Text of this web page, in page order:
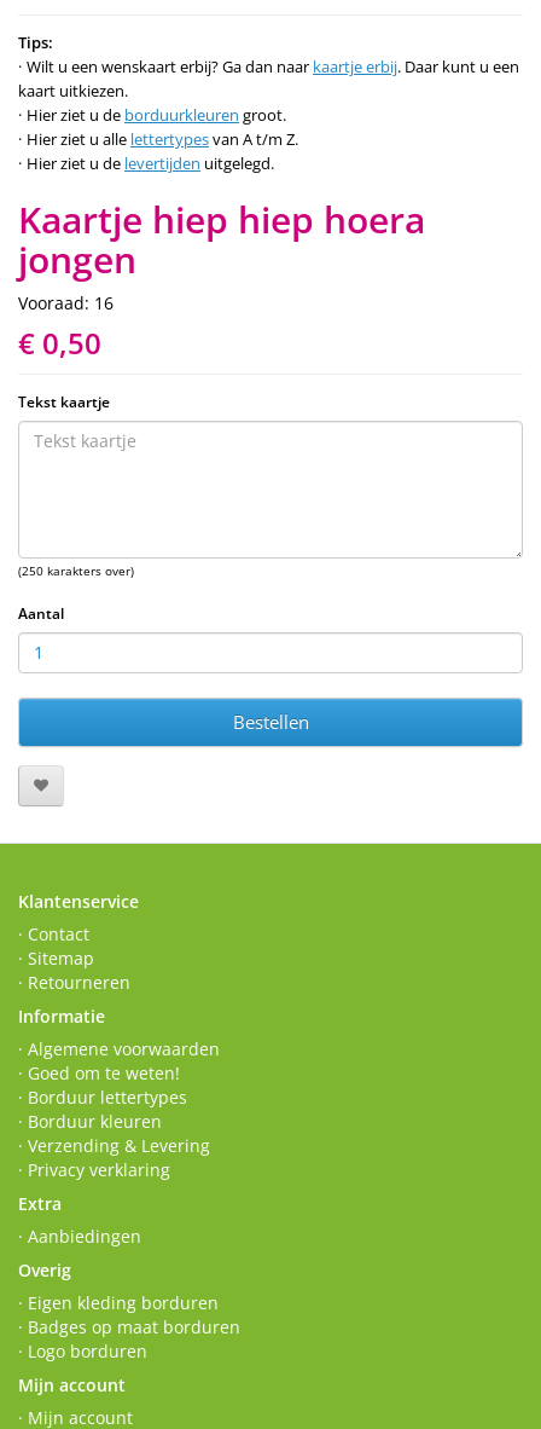
Tips:
Wilt u een wenskaart erbij? Ga dan naar kaartje erbij. Daar kunt u een
kaart uitkiezen.
Hier ziet u de borduurkleuren groot.
Hier ziet u alle lettertypesvan A t/m Z.
Hier ziet u de levertijden uitgelegd.
Kaartje hiep hiep hoera
jongen
Vooraad: 16
€ 0,50
Tekst kaartje
(250 karakters over)
Aantal
Bestellen
Klantenservice
· Contact
· Sitemap
· Retourneren
Informatie
· Algemene voorwaarden
· Goed om te weten!
· Borduur lettertypes
· Borduur kleuren
· Verzending & Levering
· Privacy verklaring
Extra
· Aanbiedingen
Overig
· Eigen kleding borduren
· Badges op maat borduren
· Logo borduren
Mijn account
· Mijn account